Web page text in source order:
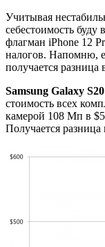
Учитывая
себестоимость
флагман iPhone 12
налогов. Напомню,
получается разница
Samsung Galaxy
стоимость всех
камерой 108 Мп в
Получается разница